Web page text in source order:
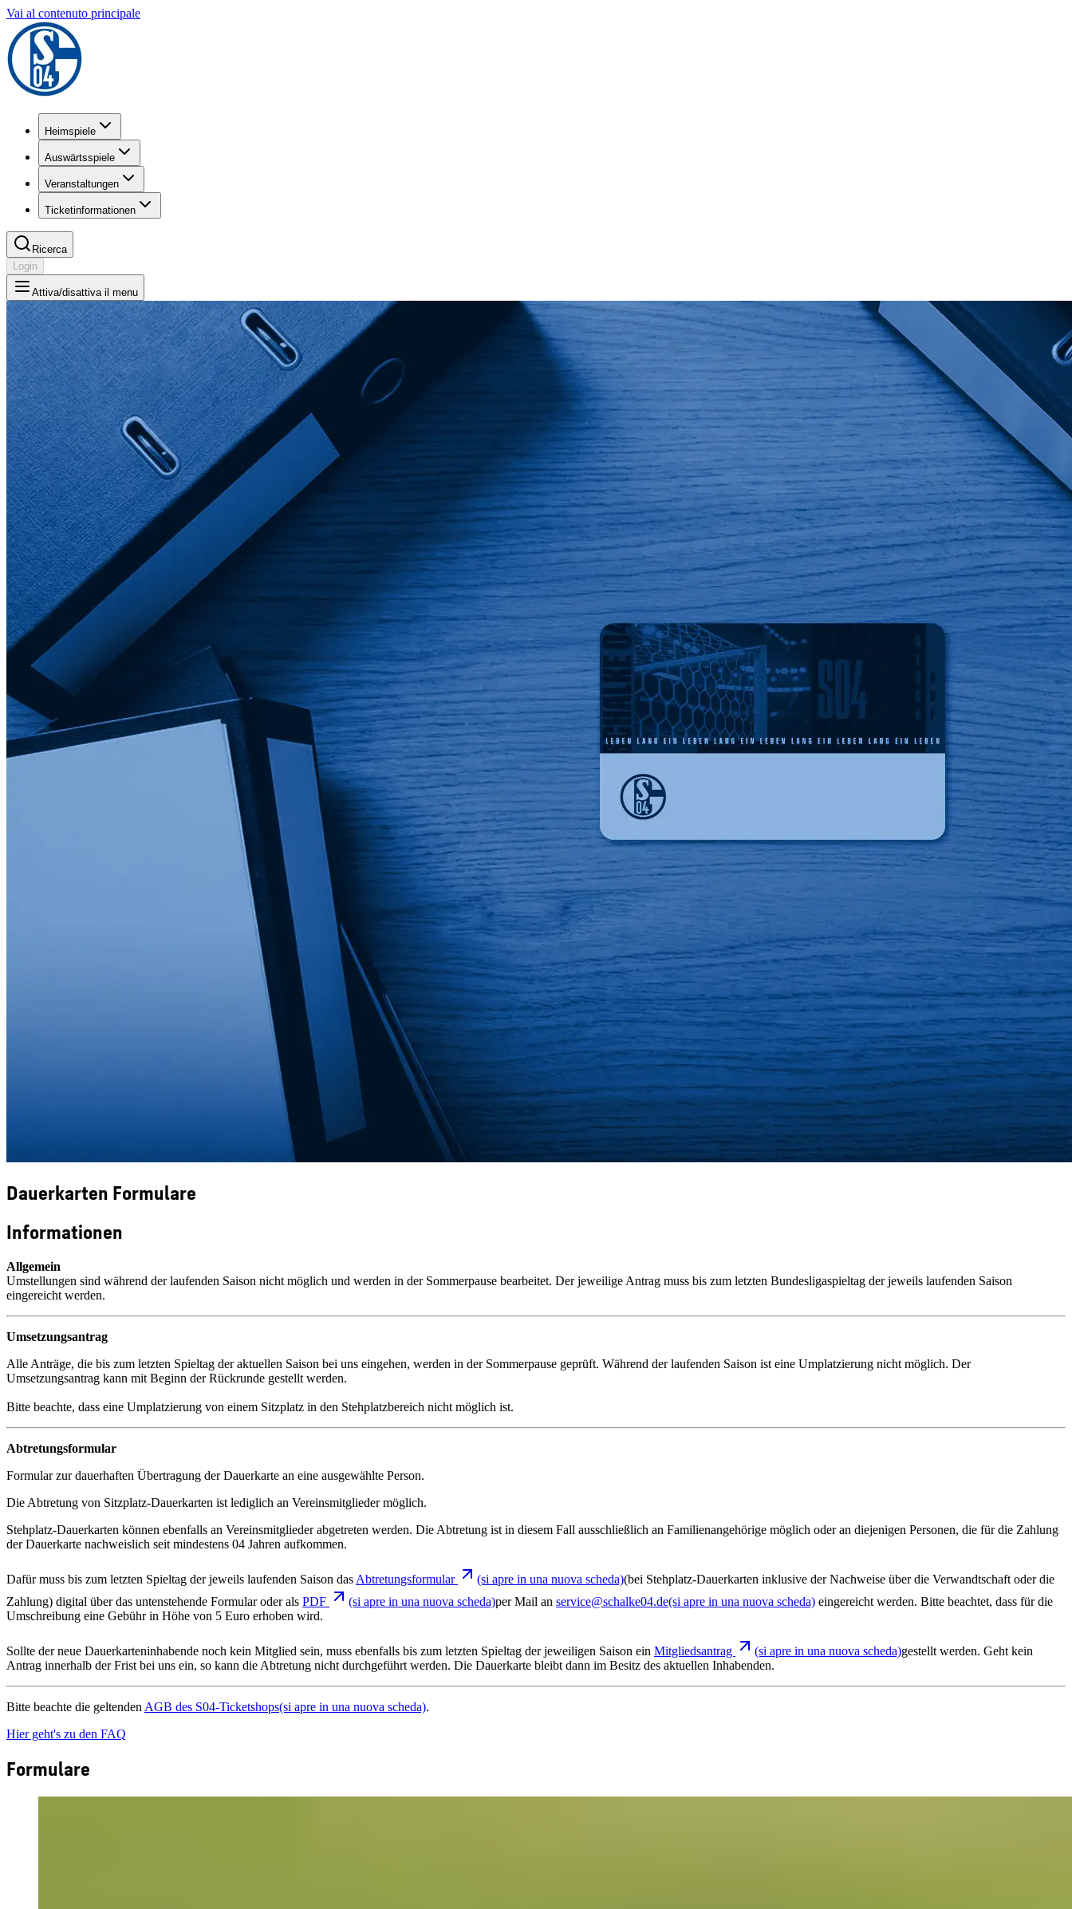
Vai al contenuto principale
Heimspiele
Auswärtsspiele
Veranstaltungen
Ticketinformationen
Ricerca
Login
Attiva/disattiva il menu
Dauerkarten Formulare
Informationen
Allgemein
Umstellungen sind während der laufenden Saison nicht möglich und werden in der Sommerpause bearbeitet. Der jeweilige Antrag muss bis zum letzten Bundesligaspieltag der jeweils laufenden Saison
eingereicht werden.
Umsetzungsantrag
Alle Anträge, die bis zum letzten Spieltag der aktuellen Saison bei uns eingehen, werden in der Sommerpause geprüft. Während der laufenden Saison ist eine Umplatzierung nicht möglich. Der
Umsetzungsantrag kann mit Beginn der Rückrunde gestellt werden.
Bitte beachte, dass eine Umplatzierung von einem Sitzplatz in den Stehplatzbereich nicht möglich ist.
Abtretungsformular
Formular zur dauerhaften Übertragung der Dauerkarte an eine ausgewählte Person.
Die Abtretung von Sitzplatz-Dauerkarten ist lediglich an Vereinsmitglieder möglich.
Stehplatz-Dauerkarten können ebenfalls an Vereinsmitglieder abgetreten werden. Die Abtretung ist in diesem Fall ausschließlich an Familienangehörige möglich oder an diejenigen Personen, die für die Zahlung
der Dauerkarte nachweislich seit mindestens 04 Jahren aufkommen.
Dafür muss bis zum letzten Spieltag der jeweils laufenden Saison das Abtretungsformular (si apre in una nuova scheda)(bei Stehplatz-Dauerkarten inklusive der Nachweise über die Verwandtschaft oder die
Zahlung) digital über das untenstehende Formular oder als PDF (si apre in una nuova scheda)per Mail an service@schalke04.de(si apre in una nuova scheda) eingereicht werden. Bitte beachtet, dass für die
Umschreibung eine Gebühr in Höhe von 5 Euro erhoben wird.
Sollte der neue Dauerkarteninhabende noch kein Mitglied sein, muss ebenfalls bis zum letzten Spieltag der jeweiligen Saison ein Mitgliedsantrag (si apre in una nuova scheda)gestellt werden. Geht kein
Antrag innerhalb der Frist bei uns ein, so kann die Abtretung nicht durchgeführt werden. Die Dauerkarte bleibt dann im Besitz des aktuellen Inhabenden.
Bitte beachte die geltenden AGB des S04-Ticketshops(si apre in una nuova scheda).
Hier geht's zu den FAQ
Formulare